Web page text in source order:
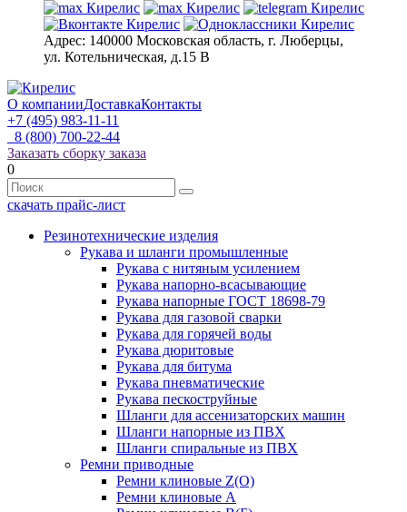
Адрес: 140000 Московская область, г. Люберцы,
ул. Котельническая, д.15 В
О компанииДоставкаКонтакты
+7 (495) 983-11-11
8 (800) 700-22-44
Заказать сборку заказа
0
скачать прайс-лист
Резинотехнические изделия
Рукава и шланги промышленные
Рукава с нитяным усилением
Рукава напорно-всасывающие
Рукава напорные ГОСТ 18698-79
Рукава для газовой сварки
Рукава для горячей воды
Рукава дюритовые
Рукава для битума
Рукава пневматические
Рукава пескоструйные
Шланги для ассенизаторских машин
Шланги напорные из ПВХ
Шланги спиральные из ПВХ
Ремни приводные
Ремни клиновые Z(О)
Ремни клиновые А